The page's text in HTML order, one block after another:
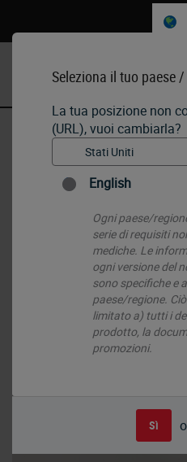
Seleziona il tuo paese
La tua posizione non
(URL), vuoi cambiarla?
English
Ogni paese/
serie di requisiti
mediche. Le
ogni versione del
sono specifiche e
paese/regione.
limitato a) tutti i
prodotto, la
promozioni.
Sì o
• Histology
Microtome Blades, Cryostat
Low-Profile Disposable Blades 819